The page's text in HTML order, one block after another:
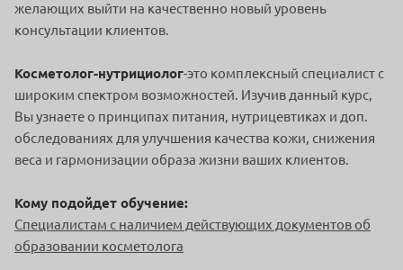
желающих выйти на качественно новый уровень
консультации клиентов.
Косметолог-нутрициолог-это комплексный специалист с
широким спектром возможностей. Изучив данный курс,
Вы узнаете о принципах питания, нутрицевтиках и доп.
обследованиях для улучшения качества кожи, снижения
веса и гармонизации образа жизни ваших клиентов.
Кому подойдет обучение:
Специалистам с наличием действующих документов об
образовании косметолога